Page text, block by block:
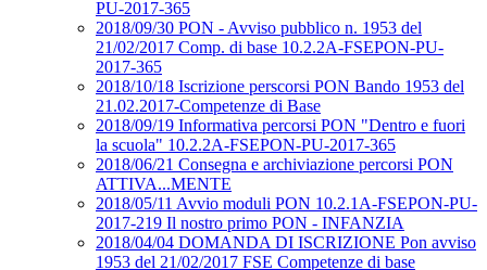
PU-2017-365
2018/09/30 PON - Avviso pubblico n. 1953 del
21/02/2017 Comp. di base 10.2.2A-FSEPON-PU-
2017-365
2018/10/18 Iscrizione perscorsi PON Bando 1953 del
21.02.2017-Competenze di Base
2018/09/19 Informativa percorsi PON "Dentro e fuori
la scuola" 10.2.2A-FSEPON-PU-2017-365
2018/06/21 Consegna e archiviazione percorsi PON
ATTIVA...MENTE
2018/05/11 Avvio moduli PON 10.2.1A-FSEPON-PU-
2017-219 Il nostro primo PON - INFANZIA
2018/04/04 DOMANDA DI ISCRIZIONE Pon avviso
1953 del 21/02/2017 FSE Competenze di base